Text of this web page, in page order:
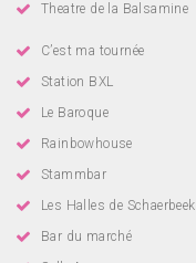
Theatre de la Balsamine
C’est ma tournée
Station BXL
Le Baroque
Rainbowhouse
Stammbar
Les Halles de Schaerbeek
Bar du marché